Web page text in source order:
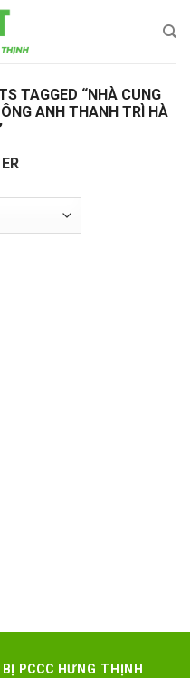
TAGGED “NHÀ CUNG
ANH THANH TRÌ HÀ
PCCC HƯNG THỊNH